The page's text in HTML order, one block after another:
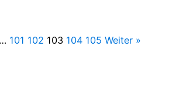
… 101 102 103 104 105 Weiter »